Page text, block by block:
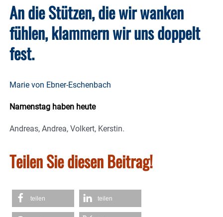
An die Stützen, die wir wanken
fühlen, klammern wir uns doppelt
fest.
Marie von Ebner-Eschenbach
Namenstag haben heute
Andreas, Andrea, Volkert, Kerstin.
Teilen Sie diesen Beitrag!
teilen teilen